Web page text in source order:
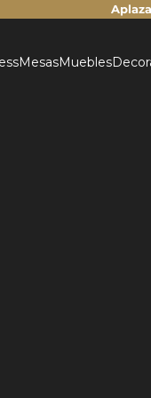
MesasMuebles